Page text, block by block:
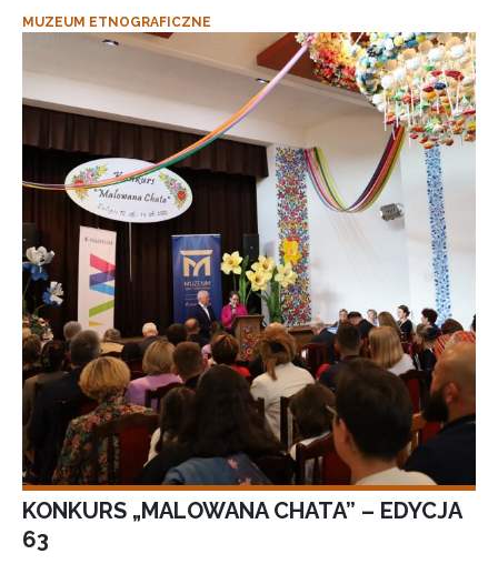
MUZEUM ETNOGRAFICZNE
KONKURS „MALOWANA CHATA” – EDYCJA
63